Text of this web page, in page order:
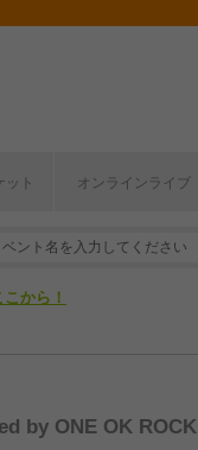
ット オンラインライブ
半期編発表！
から！
by ONE OK ROCK